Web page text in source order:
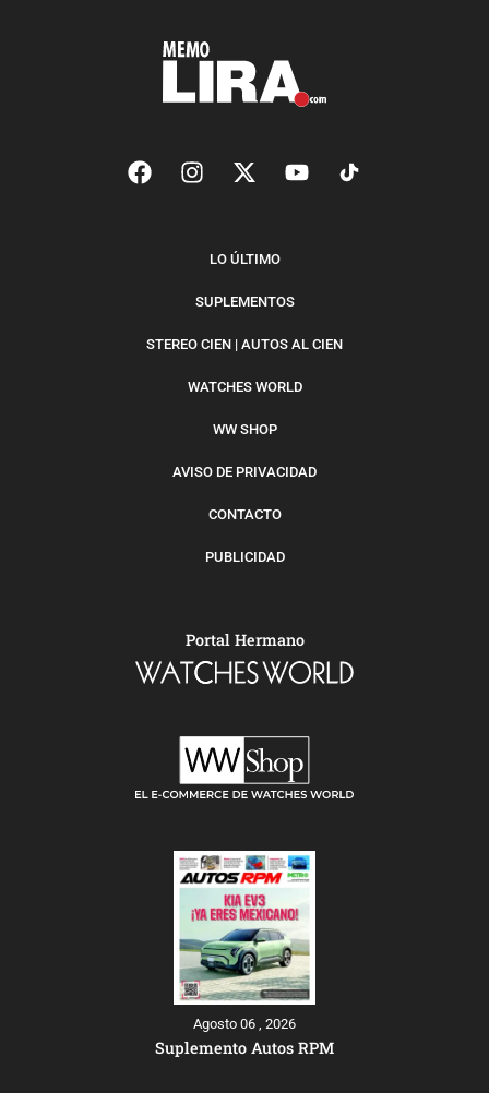
LO ÚLTIMO
SUPLEMENTOS
STEREO CIEN | AUTOS AL CIEN
WATCHES WORLD
WW SHOP
AVISO DE PRIVACIDAD
CONTACTO
PUBLICIDAD
Portal Hermano
Agosto 06 , 2026
Suplemento Autos RPM